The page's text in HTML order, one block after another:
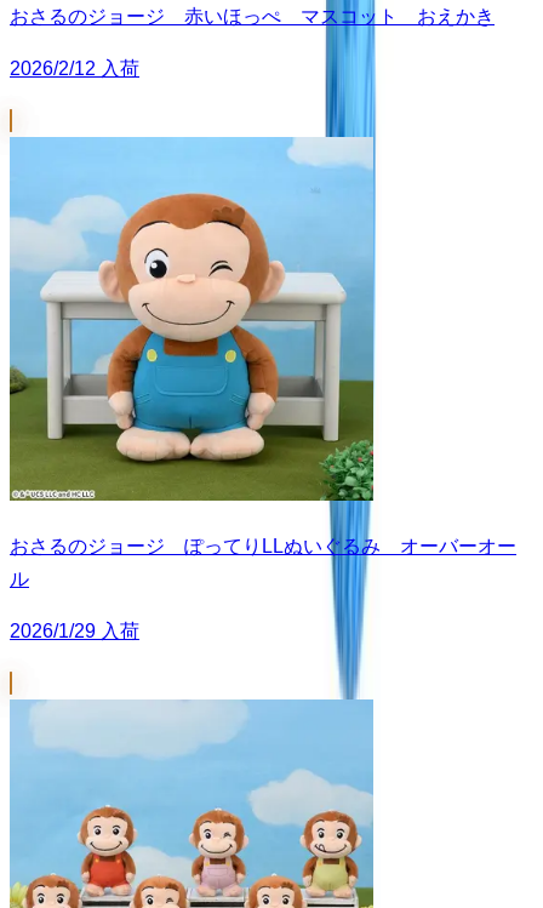
おさるのジョージ 赤いほっぺ マスコット おえかき
2026/2/12 入荷
おさるのジョージ ぽってりLLぬいぐるみ オーバーオー
ル
2026/1/29 入荷